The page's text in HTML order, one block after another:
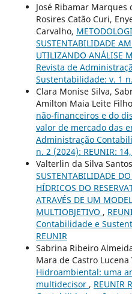
José Ribamar Marques
Rosires Catão Curi,
Carvalho,
SUSTENTABILIDADE
UTILIZANDO ANÁLISE
Revista de
Sustentabilidade: v. 1
Clara Monise Silva,
Amilton Maia Leite
não-financeiros e do
valor de mercado das
Administração
n. 2 (2024): REUNIR:
Valterlin da Silva
SUSTENTABILIDADE
HÍDRICOS DO
ATRAVÉS DE UM
MULTIOBJETIVO ,
Contabilidade e
REUNIR
Sabrina Ribeiro
Mara de Castro Lucena
Hidroambiental: uma
multidecisor , REUNIR